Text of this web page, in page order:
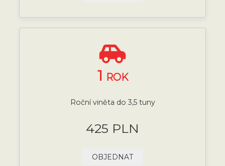
1 ROK
Roční viněta do 3,5 tuny
425 PLN
OBJEDNAT